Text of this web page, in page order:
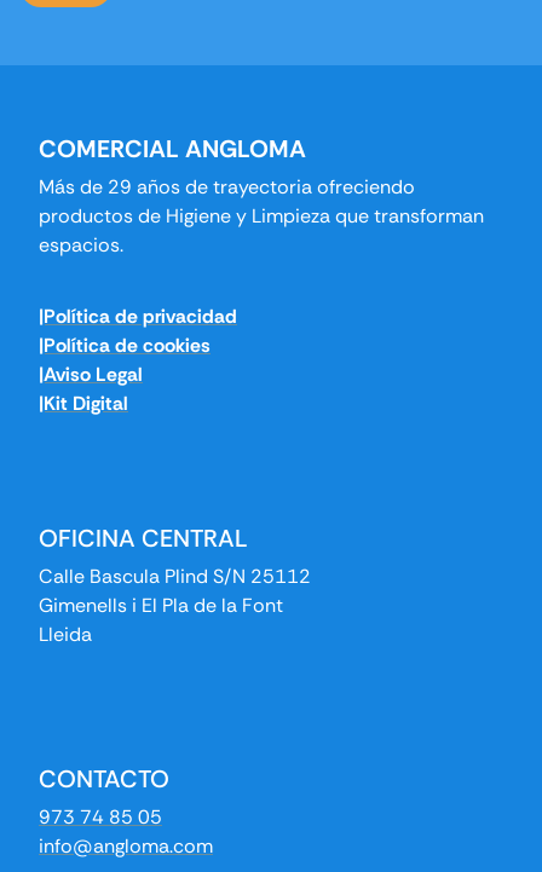
COMERCIAL ANGLOMA
Más de 29 años de trayectoria ofreciendo
productos de Higiene y Limpieza que transforman
espacios.
|Política de privacidad
|Política de cookies
|Aviso Legal
|Kit Digital
OFICINA CENTRAL
Calle Bascula Plind S/N 25112
Gimenells i El Pla de la Font
Lleida
CONTACTO
973 74 85 05
info@angloma.com